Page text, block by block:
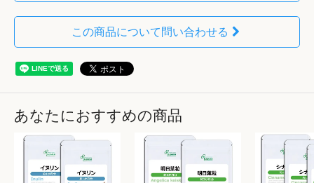
この商品について問い合わせる
あなたにおすすめの商品